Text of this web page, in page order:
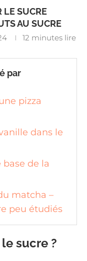
LE SUCRE
AU SUCRE
12 minutes lire
par
pizza
dans le
base de la
matcha –
peu étudiés
sucre ?